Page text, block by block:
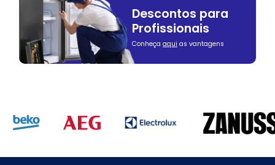
Descontos para
Profissionais
Conheça aqui as vantagens